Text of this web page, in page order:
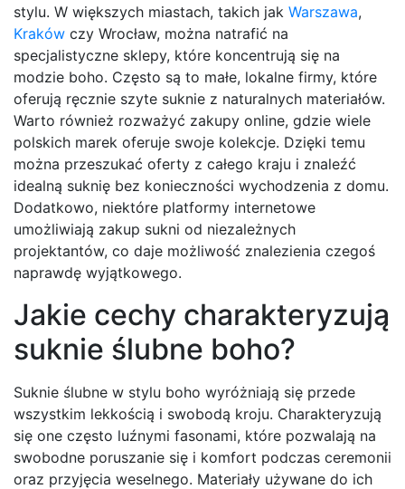
stylu. W większych miastach, takich jak Warszawa,
Kraków czy Wrocław, można natrafić na
specjalistyczne sklepy, które koncentrują się na
modzie boho. Często są to małe, lokalne firmy, które
oferują ręcznie szyte suknie z naturalnych materiałów.
Warto również rozważyć zakupy online, gdzie wiele
polskich marek oferuje swoje kolekcje. Dzięki temu
można przeszukać oferty z całego kraju i znaleźć
idealną suknię bez konieczności wychodzenia z domu.
Dodatkowo, niektóre platformy internetowe
umożliwiają zakup sukni od niezależnych
projektantów, co daje możliwość znalezienia czegoś
naprawdę wyjątkowego.
Jakie cechy charakteryzują
suknie ślubne boho?
Suknie ślubne w stylu boho wyróżniają się przede
wszystkim lekkością i swobodą kroju. Charakteryzują
się one często luźnymi fasonami, które pozwalają na
swobodne poruszanie się i komfort podczas ceremonii
oraz przyjęcia weselnego. Materiały używane do ich